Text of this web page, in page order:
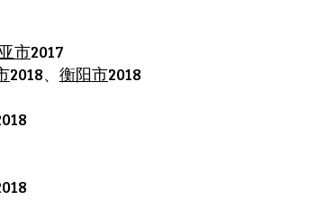
市2017
2018、 衡阳市2018